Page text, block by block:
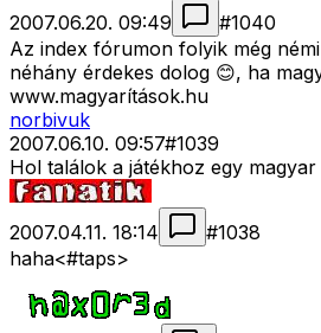
2007.06.20. 09:49
#1040
Az index fórumon folyik még
néhány érdekes dolog 😊, ha
www.magyarítások.hu
norbivuk
2007.06.10. 09:57#1039
Hol találok a játékhoz egy
2007.04.11. 18:14 #1038
haha<#taps>